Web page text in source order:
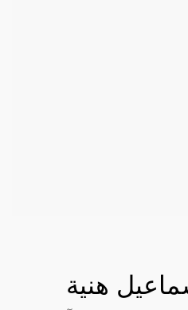
هنية